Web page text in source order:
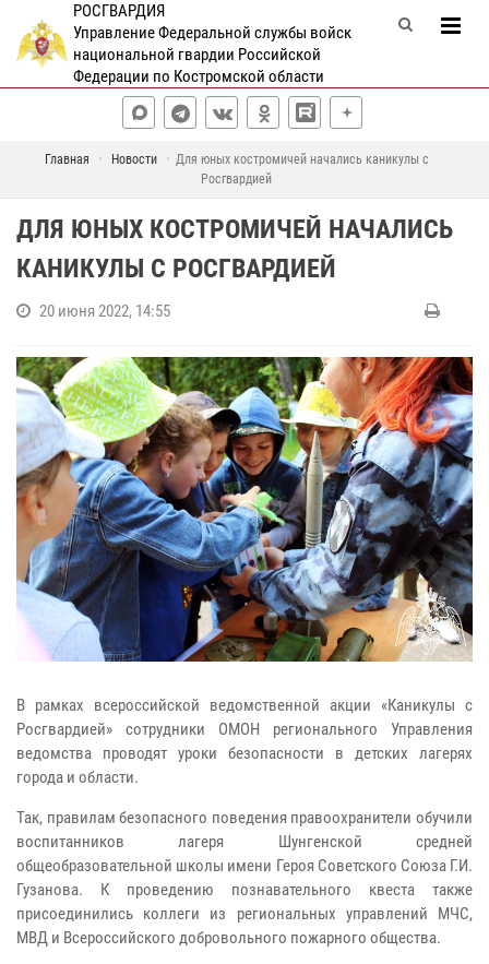
РОСГВАРДИЯ
Управление Федеральной службы войск
национальной гвардии Российской
Федерации по Костромской области
Главная Новости
Для юных костромичей начались каникулы с
Росгвардией
ДЛЯ ЮНЫХ КОСТРОМИЧЕЙ НАЧАЛИСЬ
КАНИКУЛЫ С РОСГВАРДИЕЙ
20 июня 2022, 14:55
В рамках всероссийской ведомственной акции «Каникулы с
Росгвардией» сотрудники ОМОН регионального Управления
ведомства проводят уроки безопасности в детских лагерях
города и области.
Так, правилам безопасного поведения правоохранители обучили
воспитанников лагеря Шунгенской средней
общеобразовательной школы имени Героя Советского Союза Г.И.
Гузанова. К проведению познавательного квеста также
присоединились коллеги из региональных управлений МЧС,
МВД и Всероссийского добровольного пожарного общества.